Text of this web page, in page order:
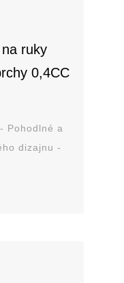
ruky
0,4CC
dizajnu -